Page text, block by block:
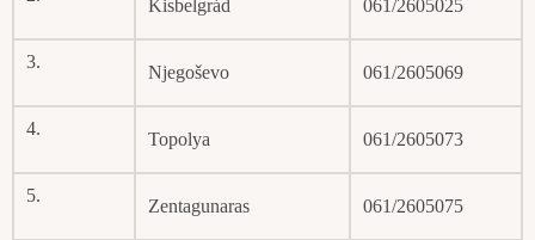
Kisbelgrád 061/2605025
3.
Njegoševo 061/2605069
4.
Topolya 061/2605073
5.
Zentagunaras 061/2605075